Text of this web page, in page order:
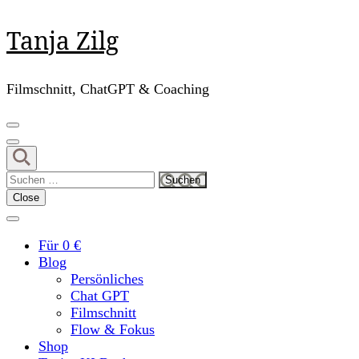
Skip
to
(Press
Enter)
Tanja Zilg
Filmschnitt, ChatGPT & Coaching
Suchen
nach:
Close
Für 0 €
Blog
Persönliches
Chat GPT
Filmschnitt
Flow & Fokus
Shop